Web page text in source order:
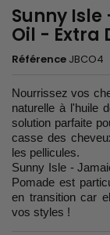
Sunny
Oil - Extra
Référence JBCO4
Nourrissez vos
naturelle à l'huile
solution parfaite
casse des
les pellicules.
Sunny Isle -
Pomade est
en transition car
vos styles !